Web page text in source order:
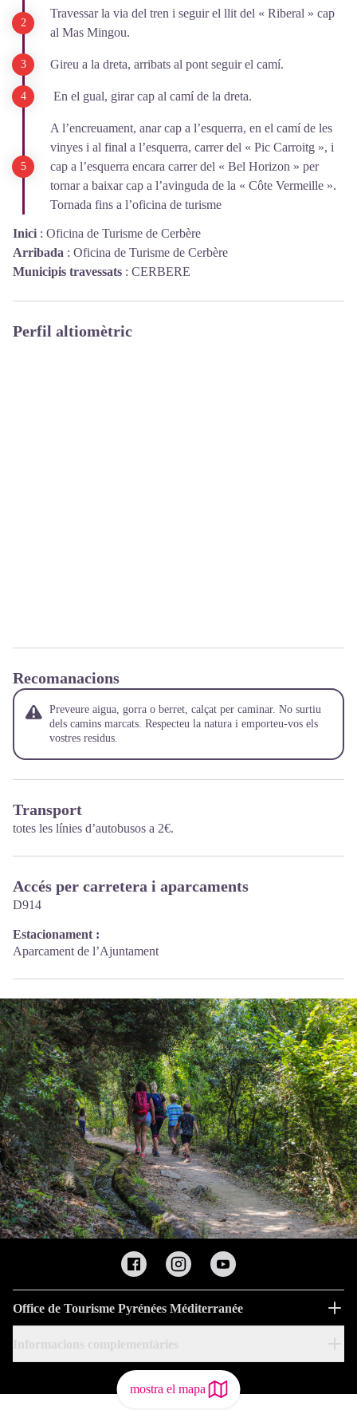
mostra el mapa
Travessar la via del tren i seguir el llit del « Riberal » cap
al Mas Mingou.
Gireu a la dreta, arribats al pont seguir el camí.
En el gual, girar cap al camí de la dreta.
A l’encreuament, anar cap a l’esquerra, en el camí de les
vinyes i al final a l’esquerra, carrer del « Pic Carroitg », i
cap a l’esquerra encara carrer del « Bel Horizon » per
tornar a baixar cap a l’avinguda de la « Côte Vermeille ».
Tornada fins a l’oficina de turisme
Inici : Oficina de Turisme de Cerbère
Arribada : Oficina de Turisme de Cerbère
Municipis travessats : CERBERE
Perfil altiomètric
Recomanacions
Preveure aigua, gorra o berret, calçat per caminar. No surtiu
dels camins marcats. Respecteu la natura i emporteu-vos els
vostres residus.
Transport
totes les línies d’autobusos a 2€.
Accés per carretera i aparcaments
D914
Estacionament :
Aparcament de l’Ajuntament
Office de Tourisme Pyrénées Méditerranée
Informacions complementàries